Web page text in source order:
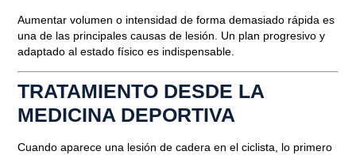
Aumentar volumen o intensidad de forma demasiado rápida es
una de las principales causas de lesión. Un plan progresivo y
adaptado al estado físico es indispensable.
TRATAMIENTO DESDE LA
MEDICINA DEPORTIVA
Cuando aparece una lesión de cadera en el ciclista, lo primero